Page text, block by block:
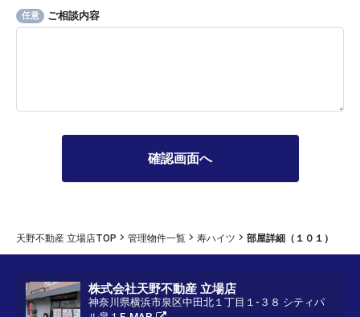
任意 ご相談内容
天野不動産 立場店TOP 管理物件一覧 寿ハイツ 部屋詳細（１０１）
株式会社天野不動産 立場店
神奈川県横浜市泉区中田北１丁目１-３８ シティパ